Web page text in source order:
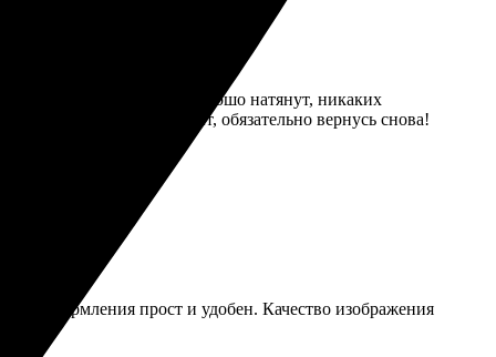
и насыщенные. Холст хорошо натянут, никаких
в срок. Отличный опыт, обязательно вернусь снова!
оформления прост и удобен. Качество изображения